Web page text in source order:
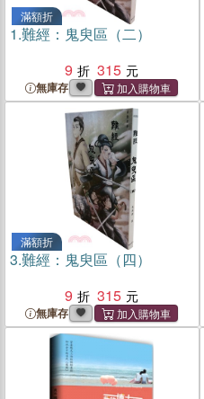
滿額折
1.難經：鬼臾區（二）
9
315
無庫存
滿額折
3.難經：鬼臾區（四）
9
315
無庫存